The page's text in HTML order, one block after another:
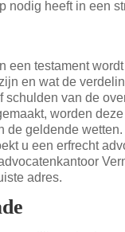
nodig heeft in een
een testament
en wat de
schulden van de
worden
de geldende
u een erfrecht
adres.